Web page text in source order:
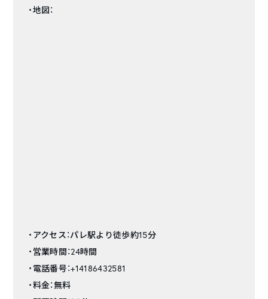
・地図：
・アクセス：パレ駅より徒歩約15分
・営業時間：24時間
・電話番号：+14186432581
・料金：無料